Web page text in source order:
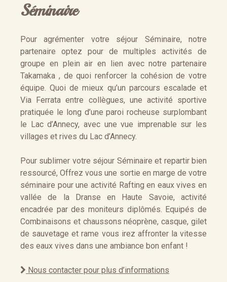
Séminaire
Pour agrémenter votre séjour Séminaire, notre
partenaire optez pour de multiples activités de
groupe en plein air en lien avec notre partenaire
Takamaka , de quoi renforcer la cohésion de votre
équipe. Quoi de mieux qu’un parcours escalade et
Via Ferrata entre collègues, une activité sportive
pratiquée le long d’une paroi rocheuse surplombant
le Lac d’Annecy, avec une vue imprenable sur les
villages et rives du Lac d’Annecy.
Pour sublimer votre séjour Séminaire et repartir bien
ressourcé, Offrez vous une sortie en marge de votre
séminaire pour une activité Rafting en eaux vives en
vallée de la Dranse en Haute Savoie, activité
encadrée par des moniteurs diplômés. Equipés de
Combinaisons et chaussons néoprène, casque, gilet
de sauvetage et rame vous irez affronter la vitesse
des eaux vives dans une ambiance bon enfant !
Nous contacter pour plus d’informations